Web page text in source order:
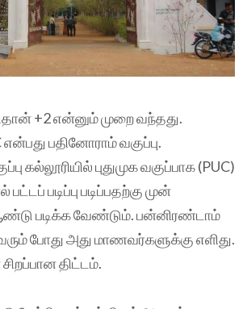
+2 என்னும் முறை வந்தது.
பதினோராம் வகுப்பு.
கல்லூரியில் புதுமுக வகுப்பாக (PUC)
படிப்பு படிப்பதற்கு முன்
படிக்க வேண்டும். பன்னிரண்டாம்
வரும் போது அது மாணவர்களுக்கு எளிது.
திட்டம்.